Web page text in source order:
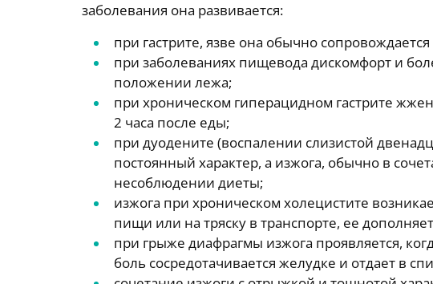
заболевания она развивается:
при гастрите, язве она обычно
при заболеваниях пищевода дискомфорт и
положении лежа;
при хроническом гиперацидном гастрите
2 часа после еды;
при дуодените (воспалении слизистой
постоянный характер, а изжога, обычно в
несоблюдении диеты;
изжога при хроническом холецистите
пищи или на тряску в транспорте, ее
при грыже диафрагмы изжога проявляется,
боль сосредотачивается желудке и отдает в